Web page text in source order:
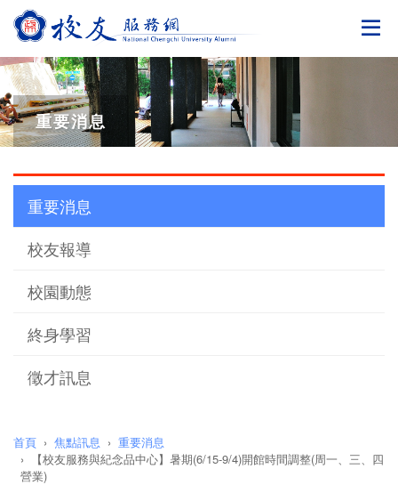
切
重要消息
重要消息
校友報導
校園動態
終身學習
徵才訊息
首頁 焦點訊息
重要消息
【校友服務與紀念品中心】暑期(6/15-9/4)開館時間調整(周一、三、四
營業)